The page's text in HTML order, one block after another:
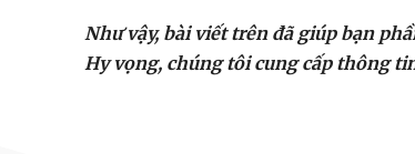
Như vậy, bài viết trên đã giúp bạn
Hy vọng, chúng tôi cung cấp thông